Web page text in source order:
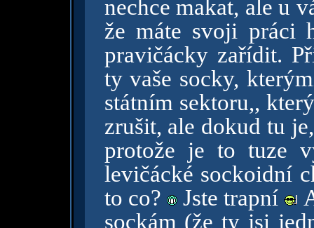
nechce makat, ale u
že máte svoji práci
pravičácky zařídit.
ty vaše socky,
státním sektoru,,
zrušit, ale dokud tu
protože je to tuze
levičácké sockoidní
to co?
Jste trapní
sockám (že ty jsi